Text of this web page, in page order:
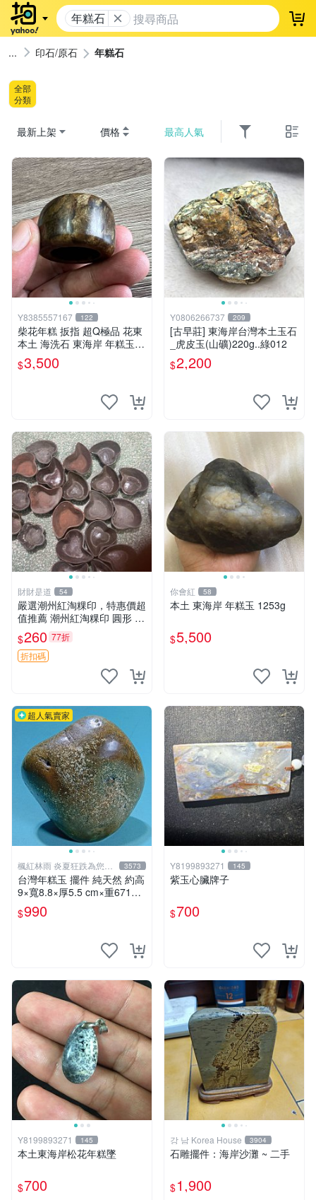
年糕石 登
印石/原石 年糕石
全部
分類
最新上架 價格 最高人氣
Y8385557167 122
柴花年糕 扳指 超Q極品 花東
本土 海洗石 東海岸 年糕玉
（非 和田 和闐玉 白玉 羊脂
總統石）
$3,500
Y0806266737 209
[古早莊] 東海岸台灣本土玉石
_虎皮玉(山礦)220g..綠012
$2,200
財財是道 54
嚴選潮州紅淘粿印，特惠價超
值推薦 潮州紅淘粿印 圓形 淀
粉 印模 菜餚
$260 77折
折扣碼
你會紅 58
本土 東海岸 年糕玉 1253g
$5,500
超人氣賣家
楓紅林雨 炎夏狂跌為您消
暑中！
3573
台灣年糕玉 擺件 純天然 約高
9×寬8.8×厚5.5 cm×重671g
【楓紅林雨】
$990
Y8199893271 145
紫玉心臟牌子
$700
Y8199893271 145
本土東海岸松花年糕墜
$700
강 남 Korea House 3904
石雕擺件：海岸沙灘 ~ 二手
$1,900